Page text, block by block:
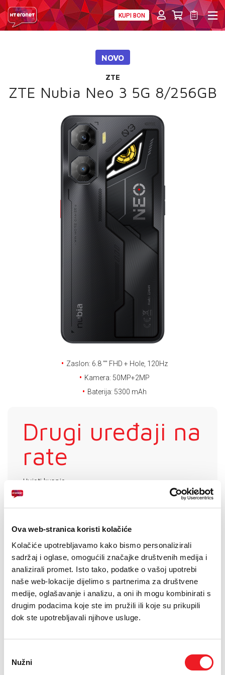
Ova web-stranica koristi kolačiće
Kolačiće upotrebljavamo kako bismo personalizirali
sadržaj i oglase, omogućili značajke društvenih medija i
analizirali promet. Isto tako, podatke o vašoj upotrebi
naše web-lokacije dijelimo s partnerima za društvene
medije, oglašavanje i analizu, a oni ih mogu kombinirati s
drugim podacima koje ste im pružili ili koje su prikupili
dok ste upotrebljavali njihove usluge.
pristanka
Nužni
KUPI BON
MOBILNA
PRIJENOS BROJA
NOVO
ZTE
ZTE Nubia Neo 3 5G 8/256GB
Zaslon: 6.8 '''' FHD + Hole, 120Hz
Kamera: 50MP+2MP
Baterija: 5300 mAh
Drugi uređaji na
rate
Uvjeti kupnje
Puna cijena: 379 KM
ODABERITE BROJ RATA
UREĐAJ
NA 12 RATA
PRVA RATA
83,10 KM 26,90 KM
UREĐAJ NA
24 RATA 70,80 KM
OSTALE RATE
13,40 KM
POŠALJITE UPIT